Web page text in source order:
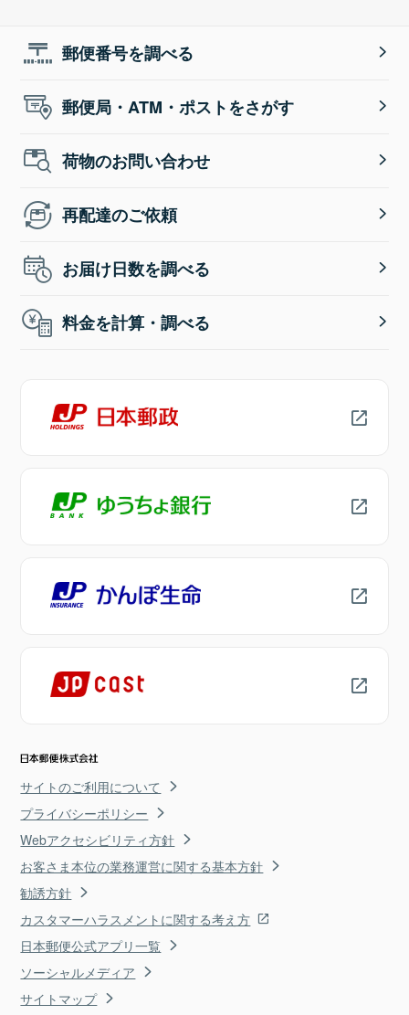
郵便番号を調べる
郵便局・ATM・ポストをさがす
荷物のお問い合わせ
再配達のご依頼
お届け日数を調べる
料金を計算・調べる
サイトのご利用について
プライバシーポリシー
Webアクセシビリティ方針
お客さま本位の業務運営に関する基本方針
勧誘方針
カスタマーハラスメントに関する考え方
日本郵便公式アプリ一覧
ソーシャルメディア
サイトマップ